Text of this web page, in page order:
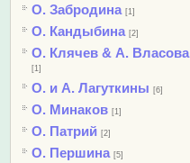
О. Забродина [1]
О. Кандыбина [2]
О. Клячев & А. Власова
[1]
О. и А. Лагуткины [6]
О. Минаков [1]
О. Патрий [2]
О. Першина [5]